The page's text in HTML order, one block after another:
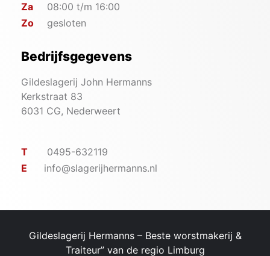
Za
08:00 t/m 16:00
Zo
gesloten
Bedrijfsgegevens
Gildeslagerij John Hermanns
Kerkstraat 83
6031 CG, Nederweert
T
0495-632119
E
info@slagerijhermanns.nl
Gildeslagerij Hermanns – ​Beste worstmakerij &
Traiteur” van de regio Limburg